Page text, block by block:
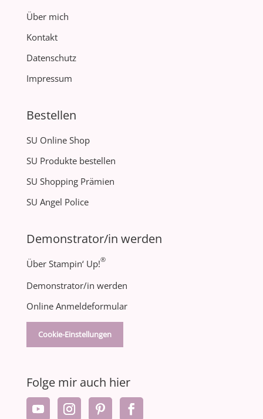
Über mich
Kontakt
Datenschutz
Impressum
Bestellen
SU Online Shop
SU Produkte bestellen
SU Shopping Prämien
SU Angel Police
Demonstrator/in werden
Über Stampin‘ Up!®
Demonstrator/in werden
Online Anmeldeformular
Cookie-Einstellungen
Folge mir auch hier